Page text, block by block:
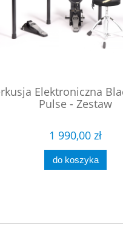
Elektroniczna
Pulse - Zestaw
1 990,00 zł
do koszyka